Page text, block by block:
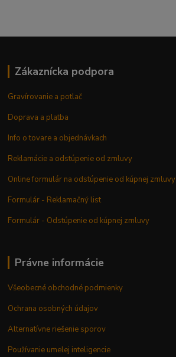
Zákaznícka podpora
Gravírovanie a potlač
Doprava a platba
Info o tovare a objednávkach
Reklamácie a odstúpenie od zmluvy
Online formulár na odstúpenie od kúpnej zmluvy
Formulár - Reklamačný list
Formulár - Odstúpenie od kúpnej zmluvy
Právne informácie
Všeobecné obchodné podmienky
Ochrana osobných údajov
Alternatívne riešenie sporov
Používanie umelej inteligencie